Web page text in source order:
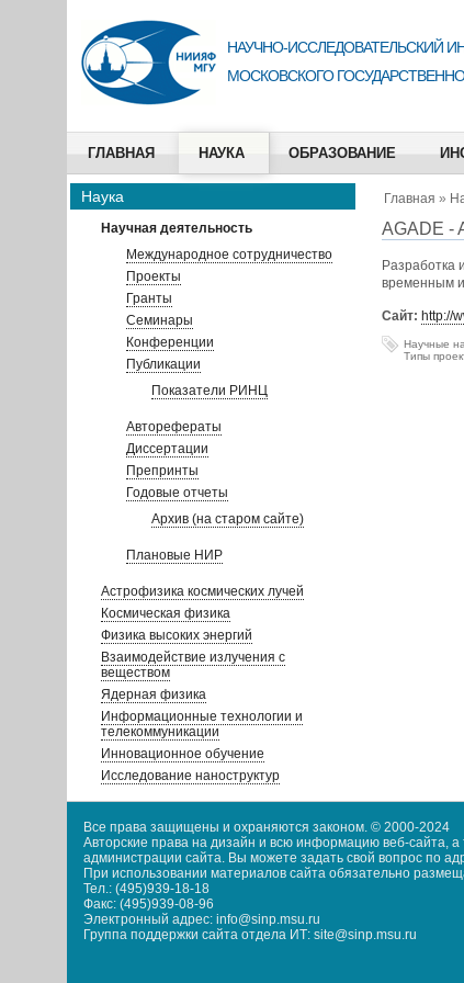
НАУЧНО-ИССЛЕДОВАТЕЛЬСКИЙ
МОСКОВСКОГО
ГЛАВНАЯ НАУКА ОБРАЗОВАНИЕ
Наука
Научная деятельность
Международное сотрудничество
Проекты
Гранты
Семинары
Конференции
Публикации
Показатели РИНЦ
Авторефераты
Диссертации
Препринты
Годовые отчеты
Архив (на старом сайте)
Плановые НИР
Астрофизика космических лучей
Космическая физика
Физика высоких энергий
Взаимодействие излучения с
веществом
Ядерная физика
Информационные технологии и
телекоммуникации
Инновационное обучение
Исследование наноструктур
Главная »
AGADE -
Разработка
временным и
Сайт: http://
Научные
Типы
Все права защищены и охраняются законом. © 2000-2024
Авторские права на дизайн и всю информацию веб-сайта,
администрации сайта. Вы можете задать свой вопрос по
При использовании материалов сайта обязательно
Тел.: (495)939-18-18
Факс: (495)939-08-96
Электронный адрес: info@sinp.msu.ru
Группа поддержки сайта отдела ИТ: site@sinp.msu.ru